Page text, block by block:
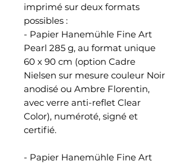
imprimé sur deux formats
possibles :
- Papier Hanemühle Fine Art
Pearl 285 g, au format unique
60 x 90 cm (option Cadre
Nielsen sur mesure couleur Noir
anodisé ou Ambre Florentin,
avec verre anti-reflet Clear
Color), numéroté, signé et
certifié.
- Papier Hanemühle Fine Art